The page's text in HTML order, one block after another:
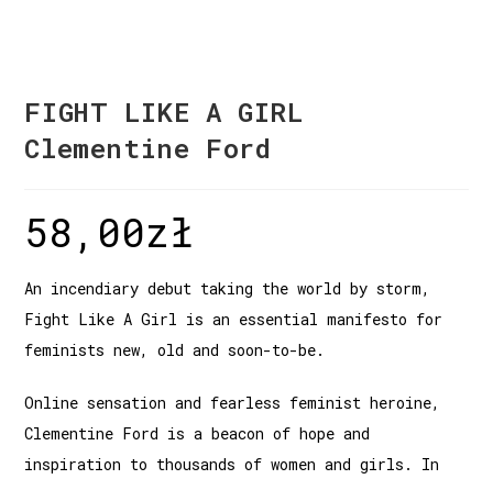
FIGHT LIKE A GIRL
Clementine Ford
58,00zł
An incendiary debut taking the world by storm,
Fight Like A Girl is an essential manifesto for
feminists new, old and soon-to-be.
Online sensation and fearless feminist heroine,
Clementine Ford is a beacon of hope and
inspiration to thousands of women and girls. In